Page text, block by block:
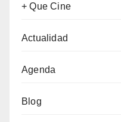
+ Que Cine
Actualidad
Agenda
Blog